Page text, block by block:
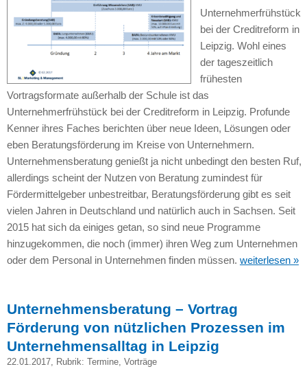
Unternehmerfrühstück
bei der Creditreform in
Leipzig. Wohl eines
der tageszeitlich
frühesten
Vortragsformate außerhalb der Schule ist das
Unternehmerfrühstück bei der Creditreform in Leipzig. Profunde
Kenner ihres Faches berichten über neue Ideen, Lösungen oder
eben Beratungsförderung im Kreise von Unternehmern.
Unternehmensberatung genießt ja nicht unbedingt den besten Ruf,
allerdings scheint der Nutzen von Beratung zumindest für
Fördermittelgeber unbestreitbar, Beratungsförderung gibt es seit
vielen Jahren in Deutschland und natürlich auch in Sachsen. Seit
2015 hat sich da einiges getan, so sind neue Programme
hinzugekommen, die noch (immer) ihren Weg zum Unternehmen
oder dem Personal in Unternehmen finden müssen. weiterlesen »
Unternehmensberatung – Vortrag
Förderung von nützlichen Prozessen im
Unternehmensalltag in Leipzig
22.01.2017, Rubrik: Termine, Vorträge